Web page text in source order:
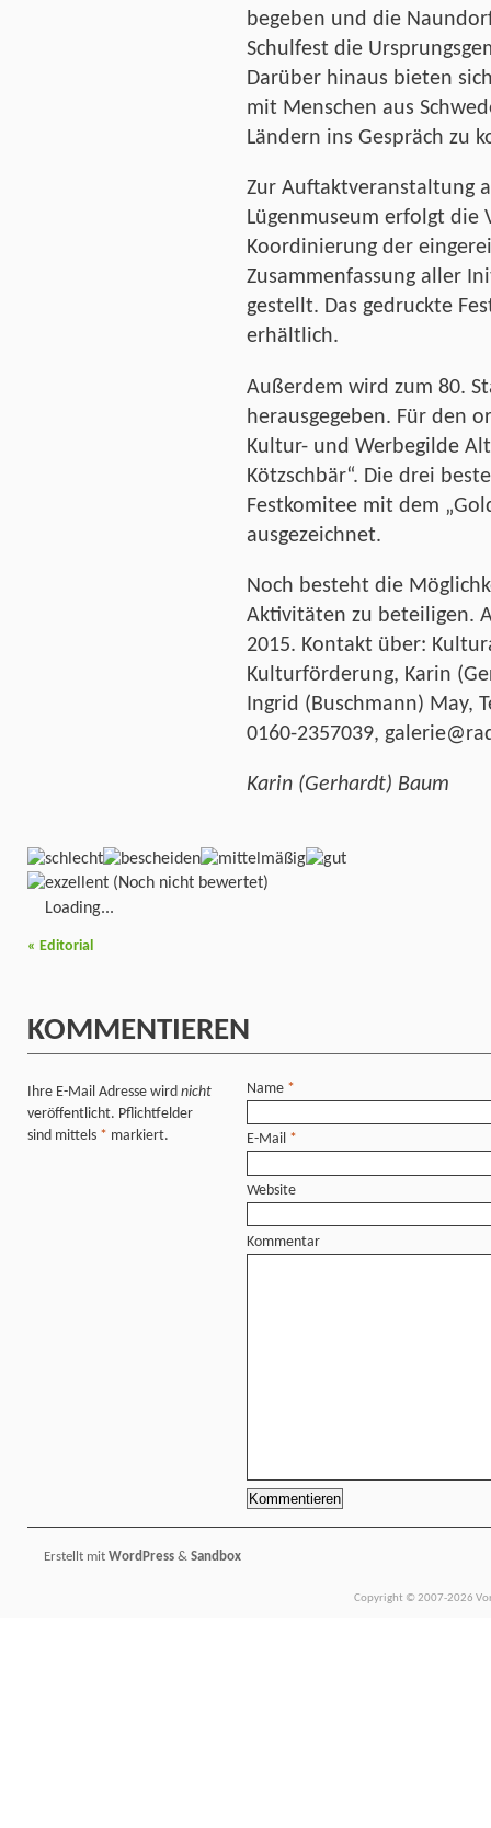
begeben und die
Schulfest die
Darüber hinaus bieten
mit Menschen aus
Ländern ins Gespräch zu
Zur Auftaktveranstaltung
Lügenmuseum erfolgt
Koordinierung der
Zusammenfassung aller
gestellt. Das gedruckte
erhältlich.
Außerdem wird zum 80.
herausgegeben. Für den
Kultur- und Werbegilde
Kötzschbär“. Die drei
Festkomitee mit dem
ausgezeichnet.
Noch besteht die
Aktivitäten zu beteiligen.
2015. Kontakt über:
Kulturförderung, Karin
Ingrid (Buschmann) May,
0160-2357039,
Karin (Gerhardt) Baum
(Noch nicht bewertet)
Loading...
« Editorial
KOMMENTIEREN
Ihre E-Mail Adresse wird nicht
veröffentlicht. Pflichtfelder
sind mittels * markiert.
Name *
E-Mail *
Website
Kommentar
Erstellt mit WordPress & Sandbox
Copyright © 2007-2026